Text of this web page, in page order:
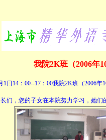
我院2K班（2006年
1日14：00--17：00我院2K班（2006
们，您的子女在本院努力学习，她们